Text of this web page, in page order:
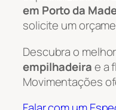
em Porto da
solicite um
Descubra o
empilhadeirae a
Movimentações